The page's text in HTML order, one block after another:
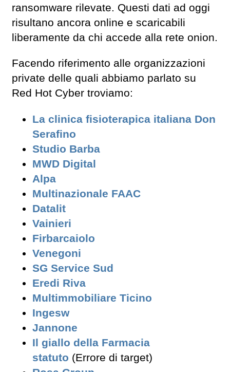
ransomware rilevate. Questi dati ad oggi
risultano ancora online e scaricabili
liberamente da chi accede alla rete onion.
Facendo riferimento alle organizzazioni
private delle quali abbiamo parlato su
Red Hot Cyber troviamo:
La clinica fisioterapica italiana Don
Serafino
Studio Barba
MWD Digital
Alpa
Multinazionale FAAC
Datalit
Vainieri
Firbarcaiolo
Venegoni
SG Service Sud
Eredi Riva
Multimmobiliare Ticino
Ingesw
Jannone
Il giallo della Farmacia
statuto (Errore di target)